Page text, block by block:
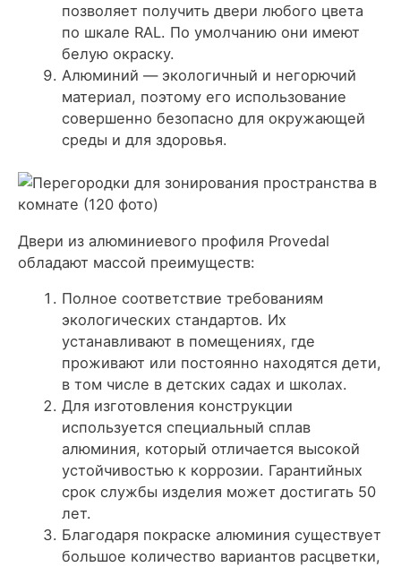
позволяет получить двери любого цвета
по шкале RAL. По умолчанию они имеют
белую окраску.
Алюминий — экологичный и негорючий
материал, поэтому его использование
совершенно безопасно для окружающей
среды и для здоровья.
Двери из алюминиевого профиля Provedal
обладают массой преимуществ:
Полное соответствие требованиям
экологических стандартов. Их
устанавливают в помещениях, где
проживают или постоянно находятся дети,
в том числе в детских садах и школах.
Для изготовления конструкции
используется специальный сплав
алюминия, который отличается высокой
устойчивостью к коррозии. Гарантийных
срок службы изделия может достигать 50
лет.
Благодаря покраске алюминия существует
большое количество вариантов расцветки,